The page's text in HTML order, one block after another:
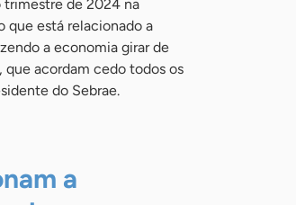
trimestre de 2024 na
que está relacionado a
a economia girar de
que acordam cedo todos os
do Sebrae.
a